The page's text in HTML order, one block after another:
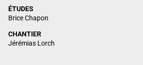
ÉTUDES
Brice Chapon
CHANTIER
Jérémias Lorch